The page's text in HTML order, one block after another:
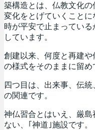
築構造とは、仏教文化
変化をとげていくことに
時が平安で止まってい
しています。
創建以来、何度と再建
の様式をそのままに留め
四つ目は、出来事、伝
の関連です。
神仏習合とはいえ、厳
ない、｢神道｣施設です。